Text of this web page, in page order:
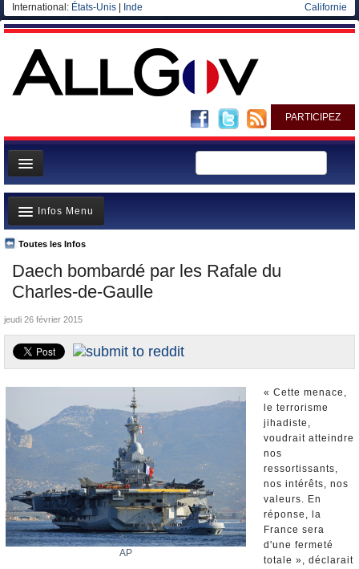
International: États-Unis Inde Californie
PARTICIPEZ
Page d'accueil
Infos
Gouvernement
Ministères/Directions
Blog
Elections européennes
Daech bombardé par les Rafale du
Charles-de-Gaulle
Toutes les Infos
Infos Menu
A la Une
Polémiques
La France et le Monde
Nominations et Démissions
Elections européennes
Infos insolites
jeudi 26 février 2015
AP
« Cette menace,
le terrorisme
jihadiste,
voudrait atteindre
nos
ressortissants,
nos intérêts, nos
valeurs. En
réponse, la
France sera
d'une fermeté
totale », déclarait